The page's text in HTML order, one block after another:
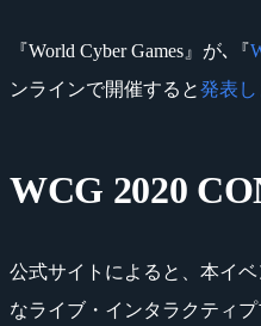
『World Cyber Games』が､『
ンラインで開催すると発表し
WCG 2020
公式サイトによると、本イ
なライブ・インタラクティプ